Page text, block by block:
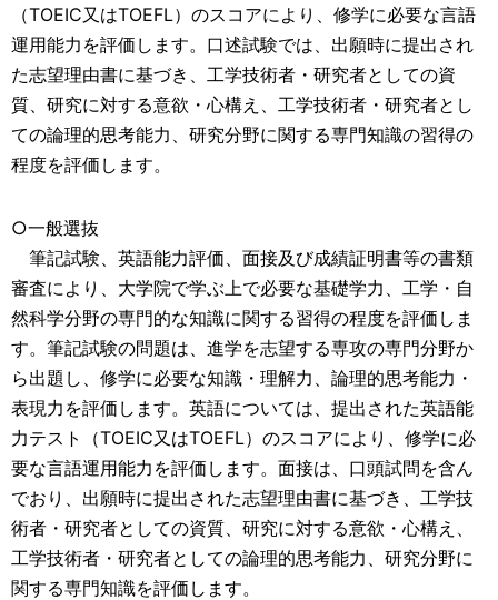
（TOEIC又はTOEFL）のスコアにより、修学に必要な言語
運用能力を評価します。口述試験では、出願時に提出され
た志望理由書に基づき、工学技術者・研究者としての資
質、研究に対する意欲・心構え、工学技術者・研究者とし
ての論理的思考能力、研究分野に関する専門知識の習得の
程度を評価します。
○一般選抜
筆記試験、英語能力評価、面接及び成績証明書等の書類
審査により、大学院で学ぶ上で必要な基礎学力、工学・自
然科学分野の専門的な知識に関する習得の程度を評価しま
す。筆記試験の問題は、進学を志望する専攻の専門分野か
ら出題し、修学に必要な知識・理解力、論理的思考能力・
表現力を評価します。英語については、提出された英語能
力テスト（TOEIC又はTOEFL）のスコアにより、修学に必
要な言語運用能力を評価します。面接は、口頭試問を含ん
でおり、出願時に提出された志望理由書に基づき、工学技
術者・研究者としての資質、研究に対する意欲・心構え、
工学技術者・研究者としての論理的思考能力、研究分野に
関する専門知識を評価します。